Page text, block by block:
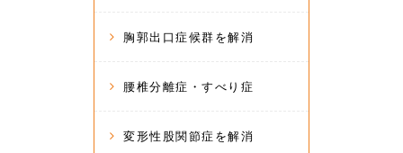
胸郭出口症候群を解消
腰椎分離症・すべり症
変形性股関節症を解消